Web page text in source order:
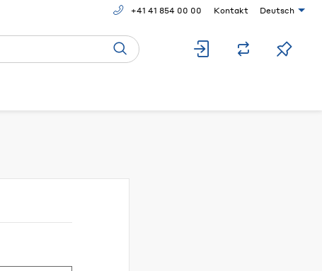
+41 41 854 00 00 Kontakt Deutsch